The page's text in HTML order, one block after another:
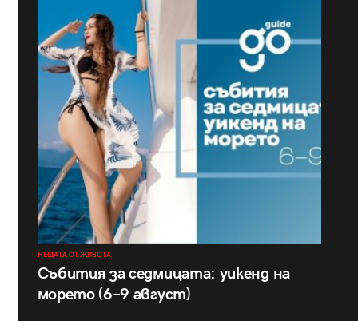
НЕЩАТА ОТ ЖИВОТА
Събития за седмицата: уикенд на
морето (6–9 август)